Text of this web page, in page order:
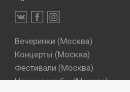
Вечеринки (Москва)
Концерты (Москва)
Фестивали (Москва)
Ночные клубы (Москва)